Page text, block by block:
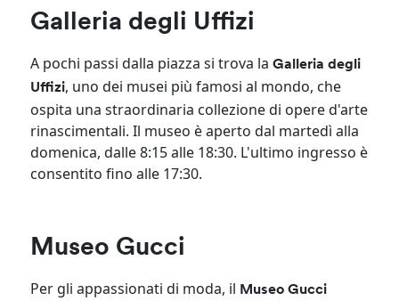
Galleria degli Uffizi
A pochi passi dalla piazza si trova laGalleria degli
Uffizi, uno dei musei più famosi al mondo, che
ospita una straordinaria collezione di opere d'arte
rinascimentali. Il museo è aperto dal martedì alla
domenica, dalle 8:15 alle 18:30. L'ultimo ingresso è
consentito fino alle 17:30.
Museo Gucci
Per gli appassionati di moda, il Museo Gucci